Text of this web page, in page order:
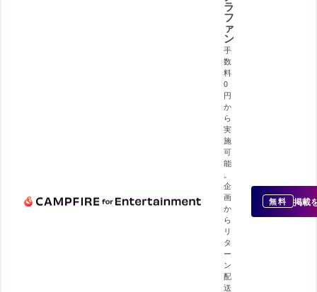
ラ
フ
ァ
ン
手
数
料
0
円
か
ら
実
施
可
能
企
画
か
ら
リ
タ
ー
ン
配
送
無料 掲載